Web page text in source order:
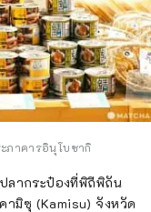
ะภาคารอินุโบซากิ
ปลากระป๋องที่พิถีพิถัน
ามิซุ (Kamisu) จังหวัด